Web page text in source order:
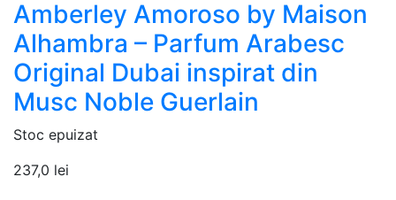
Amberley Amoroso by Maison
Alhambra – Parfum Arabesc
Original Dubai inspirat din
Musc Noble Guerlain
Stoc epuizat
237,0 lei